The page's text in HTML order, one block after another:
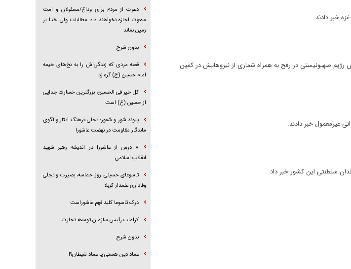
خبر دادند.
رژیم صهیونیستی در رفح به همراه شماری از نیروهایش در کمین
غیرمعمول خبر دادند.
سلطنتی این کشور خبر داد.
دعوت از مردم برای وداع/مسئولان و امت
مبعوث اجازه نخواهند داد مطالبات ولی خدا بر
زمین بماند
بدون شرح
قصه مردی که زندگی‌اش را به نخ‌های خیمه
امام حسین (ع) گره زد
کل خیر فی الحسین؛ بزرگترین خسارت جدایی
از حسین (ع) است
پیوند شور و شعور؛ تجلی فرهنگ ایثار والگوی
ماندگار مقاومت در نهضت عاشورا
۸ درس از عاشورا در اندیشه رهبر شهید
انقلاب اسلامی
تاسوعای حسینی؛ روز حماسه، بصیرت و تجلی
وفاداری علمدار کربلا
درک تاسوعا کلید فهم عاشوراست
کرامات رئیس سازمان توسعه تجارت
بدون شرح
عماد دین هستی یا عماد شیطان؟!